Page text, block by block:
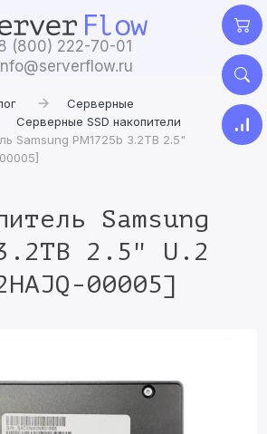
(800) 222-70-01
Серверные
Серверные SSD накопители
Samsung PM1725b 3.2TB 2.5"
Samsung
3.2TB 2.5" U.2
00005]